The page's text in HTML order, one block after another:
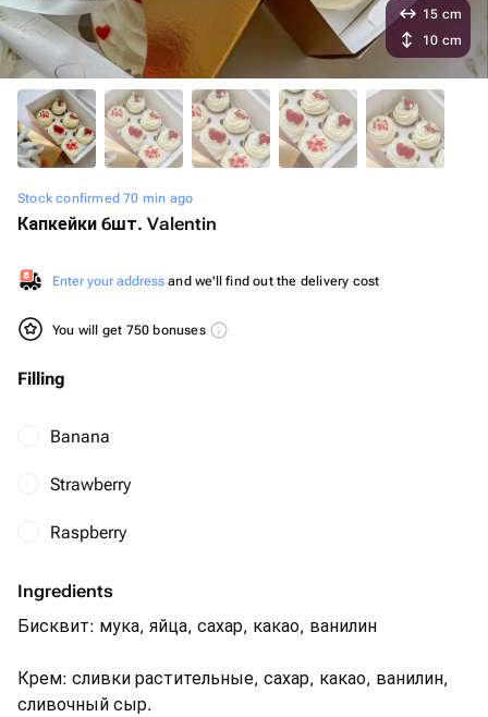
Stock confirmed 70 min ago
Капкейки 6шт. Valentin
Enter your address and we'll find out the delivery cost
You will get 750 bonuses
Filling
Banana
Strawberry
Raspberry
Ingredients
Бисквит: мука, яйца, сахар, какао, ванилин
Крем: сливки растительные, сахар, какао, ванилин,
сливочный сыр.
15 cm
10 cm